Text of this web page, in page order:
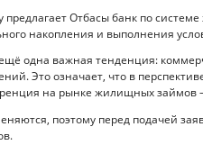
Отбасы банк по
накопления и выполнения
одна важная тенденция:
Это означает, что в
на рынке жилищных займов
поэтому перед подачей